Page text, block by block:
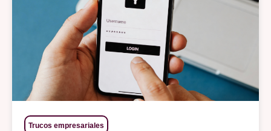
Trucos empresariales